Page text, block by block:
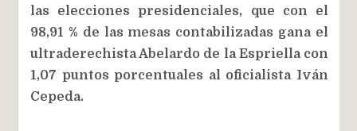
las elecciones presidenciales, que con el
98,91 % de las mesas contabilizadas gana el
ultraderechista Abelardo de la Espriella con
1,07 puntos porcentuales al oficialista Iván
Cepeda.